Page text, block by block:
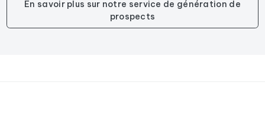
En savoir plus sur notre service de génération de
prospects